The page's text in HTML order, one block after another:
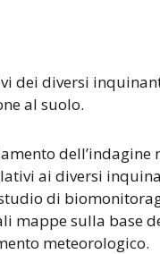
dei diversi
al suolo.
ai diversi
di
mappe sulla base
meteorologico.